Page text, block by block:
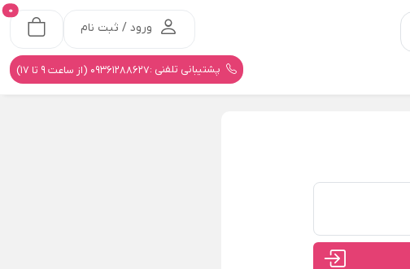
ورود / ثبت نام
0
پشتیبانی تلفنی :09361288627 (از ساعت 9 تا 17)